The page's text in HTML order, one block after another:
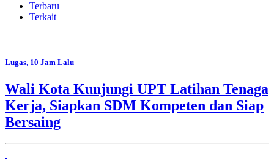
Terbaru
Terkait
Lugas, 10 Jam Lalu
Wali Kota Kunjungi UPT Latihan Tenaga
Kerja, Siapkan SDM Kompeten dan Siap
Bersaing